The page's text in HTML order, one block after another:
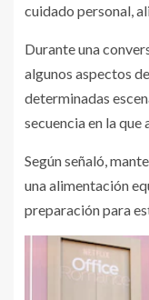
cuidado personal,
Durante una
algunos aspectos
determinadas
secuencia en la que
Según señaló,
una alimentación
preparación para